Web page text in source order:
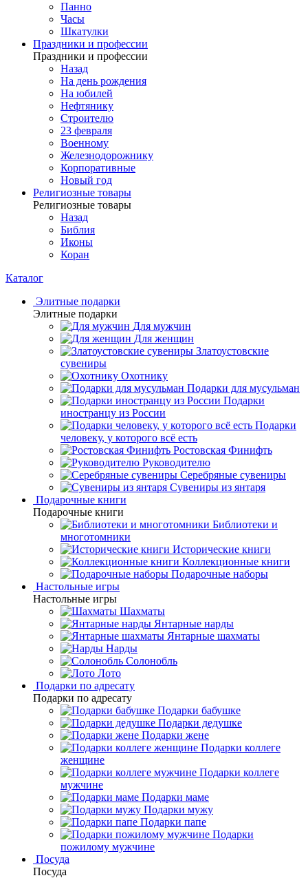
Панно
Часы
Шкатулки
Праздники и профессии
Праздники и профессии
Назад
На день рождения
На юбилей
Нефтянику
Строителю
23 февраля
Военному
Железнодорожнику
Корпоративные
Новый год
Религиозные товары
Религиозные товары
Назад
Библия
Иконы
Коран
Каталог
Элитные подарки
Элитные подарки
Для мужчин
Для женщин
Златоустовские
сувениры
Охотнику
Подарки для мусульман
Подарки
иностранцу из России
Подарки
человеку, у которого всё есть
Ростовская Финифть
Руководителю
Серебряные сувениры
Сувениры из янтаря
Подарочные книги
Подарочные книги
Библиотеки и
многотомники
Исторические книги
Коллекционные книги
Подарочные наборы
Настольные игры
Настольные игры
Шахматы
Янтарные нарды
Янтарные шахматы
Нарды
Солонобль
Лото
Подарки по адресату
Подарки по адресату
Подарки бабушке
Подарки дедушке
Подарки жене
Подарки коллеге
женщине
Подарки коллеге
мужчине
Подарки маме
Подарки мужу
Подарки папе
Подарки
пожилому мужчине
Посуда
Посуда